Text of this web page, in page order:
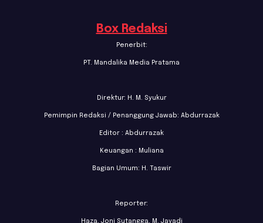
Box Redaksi
Penerbit:
PT. Mandalika Media Pratama
Direktur: H. M. Syukur
Pemimpin Redaksi / Penanggung Jawab: Abdurrazak
Editor : Abdurrazak
Keuangan : Muliana
Bagian Umum: H. Taswir
Reporter:
Haza, Joni Sutangga, M. Jayadi